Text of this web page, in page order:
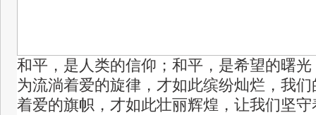
和平，是人类的信仰；和平，是希望的曙
为流淌着爱的旋律，才如此缤纷灿烂，我
着爱的旗帜，才如此壮丽辉煌，让我们坚